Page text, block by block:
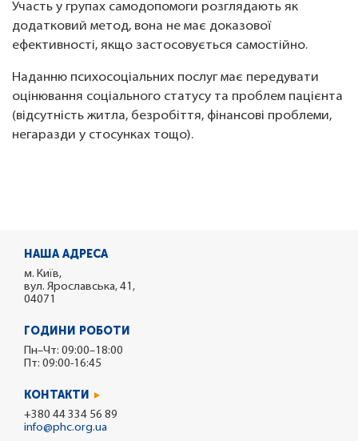
Участь у групах самодопомоги розглядають як
додатковий метод, вона не має доказової
ефективності, якщо застосовується самостійно.
Наданню психосоціальних послуг має передувати
оцінювання соціального статусу та проблем пацієнта
(відсутність житла, безробіття, фінансові проблеми,
негаразди у стосунках тощо).
НАША АДРЕСА
м. Київ,
вул. Ярославська, 41,
04071
ГОДИНИ РОБОТИ
Пн–Чт: 09:00–18:00
Пт: 09:00-16:45
КОНТАКТИ
+380 44 334 56 89
info@phc.org.ua